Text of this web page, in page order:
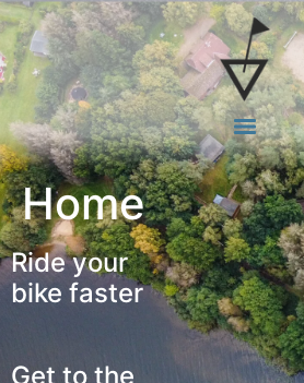
Home
Ride your
bike faster
Get to the